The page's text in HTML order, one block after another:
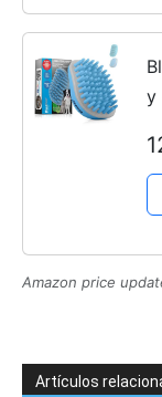
y
Amazon price
Artículos